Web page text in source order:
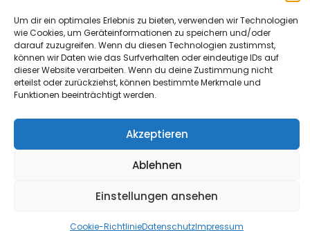
Um dir ein optimales Erlebnis zu bieten, verwenden wir Technologien
wie Cookies, um Geräteinformationen zu speichern und/oder
darauf zuzugreifen. Wenn du diesen Technologien zustimmst,
können wir Daten wie das Surfverhalten oder eindeutige IDs auf
dieser Website verarbeiten. Wenn du deine Zustimmung nicht
erteilst oder zurückziehst, können bestimmte Merkmale und
Funktionen beeinträchtigt werden.
Akzeptieren
Ablehnen
Einstellungen ansehen
Cookie-RichtlinieDatenschutzImpressum
© B&L MedienGesellschaft mbH & Co. KG
Made with ♥ by HLT GmbH & Co. KG